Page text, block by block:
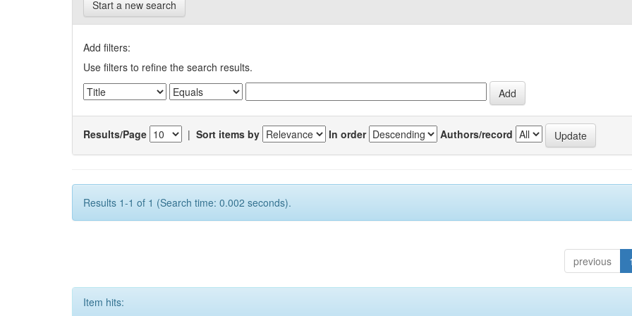
Start a new search
Add filters:
Use filters to refine the search results.
Results/Page | Sort items by In order Authors/record
Results 1-1 of 1 (Search time: 0.002 seconds).
previous 1
Item hits: